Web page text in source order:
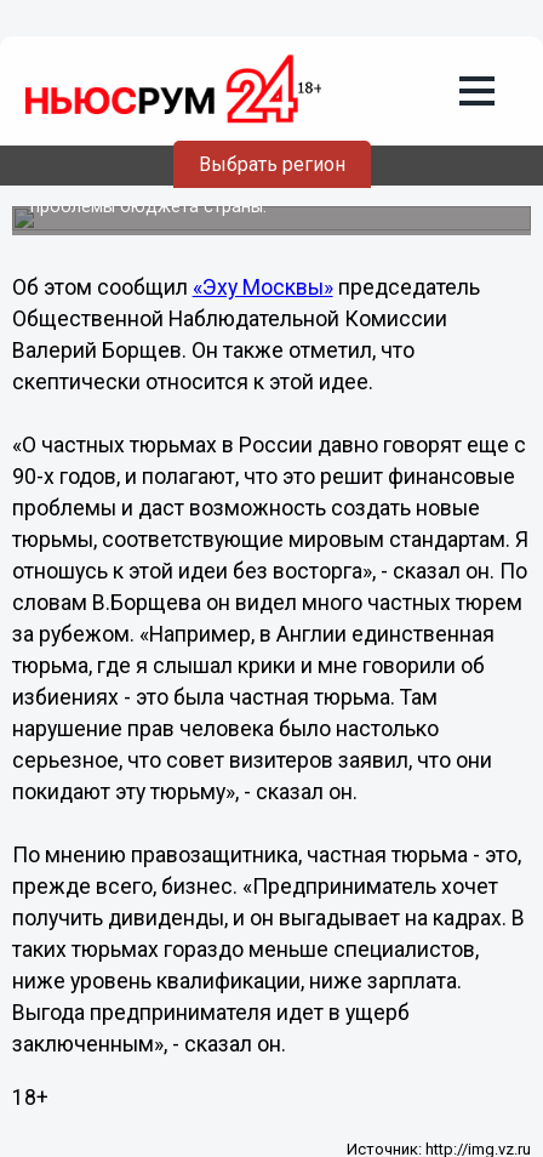
Выбрать регион
Частные тюрьмы могут появиться в
Предполагается, что частные тюрьмы будут близки к
мировым стандартам и помогут решить финансовые
проблемы бюджета страны.
Об этом сообщил «Эху Москвы»председатель
Общественной Наблюдательной Комиссии
Валерий Борщев. Он также отметил, что
скептически относится к этой идее.
«О частных тюрьмах в России давно говорят еще с
90-х годов, и полагают, что это решит финансовые
проблемы и даст возможность создать новые
тюрьмы, соответствующие мировым стандартам. Я
отношусь к этой идеи без восторга», - сказал он. По
словам В.Борщева он видел много частных тюрем
за рубежом. «Например, в Англии единственная
тюрьма, где я слышал крики и мне говорили об
избиениях - это была частная тюрьма. Там
нарушение прав человека было настолько
серьезное, что совет визитеров заявил, что они
покидают эту тюрьму», - сказал он.
По мнению правозащитника, частная тюрьма - это,
прежде всего, бизнес. «Предприниматель хочет
получить дивиденды, и он выгадывает на кадрах. В
таких тюрьмах гораздо меньше специалистов,
ниже уровень квалификации, ниже зарплата.
Выгода предпринимателя идет в ущерб
заключенным», - сказал он.
18+
Источник: http://img.vz.ru